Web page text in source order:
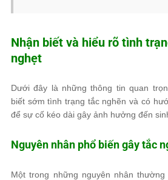
Nhận biết và hiểu rõ tình
nghẹt
Dưới đây là những thông tin quan
biết sớm tình trạng tắc nghẽn và có
để sự cố kéo dài gây ảnh hưởng đến
Nguyên nhân phổ biến gây tắc
Một trong những nguyên nhân